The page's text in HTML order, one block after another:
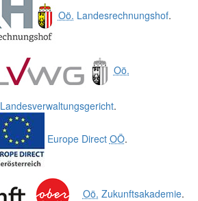
Oö. Landesrechnungshof.
Oö.
Landesverwaltungsgericht.
Europe Direct OÖ.
Oö. Zukunftsakademie.